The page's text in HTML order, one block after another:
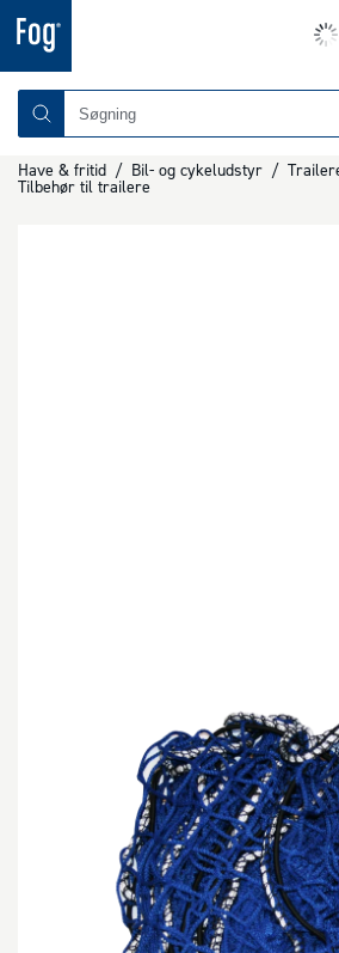
Have & fritid / Bil- og cykeludstyr /
Tilbehør til trailere